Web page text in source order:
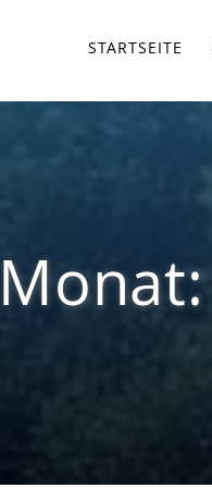
STARTSEITE
Monat: